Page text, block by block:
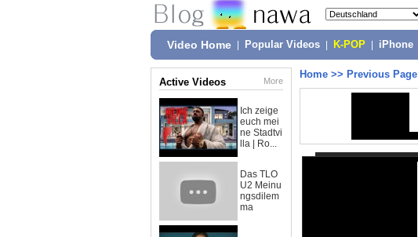
Video Home Popular Videos K-POP iPhone
Active Videos More
Ich zeige
euch mei
ne Stadtvi
lla | Ro...
Das TLO
U2 Meinu
ngsdilem
ma
Home >> Previous Page